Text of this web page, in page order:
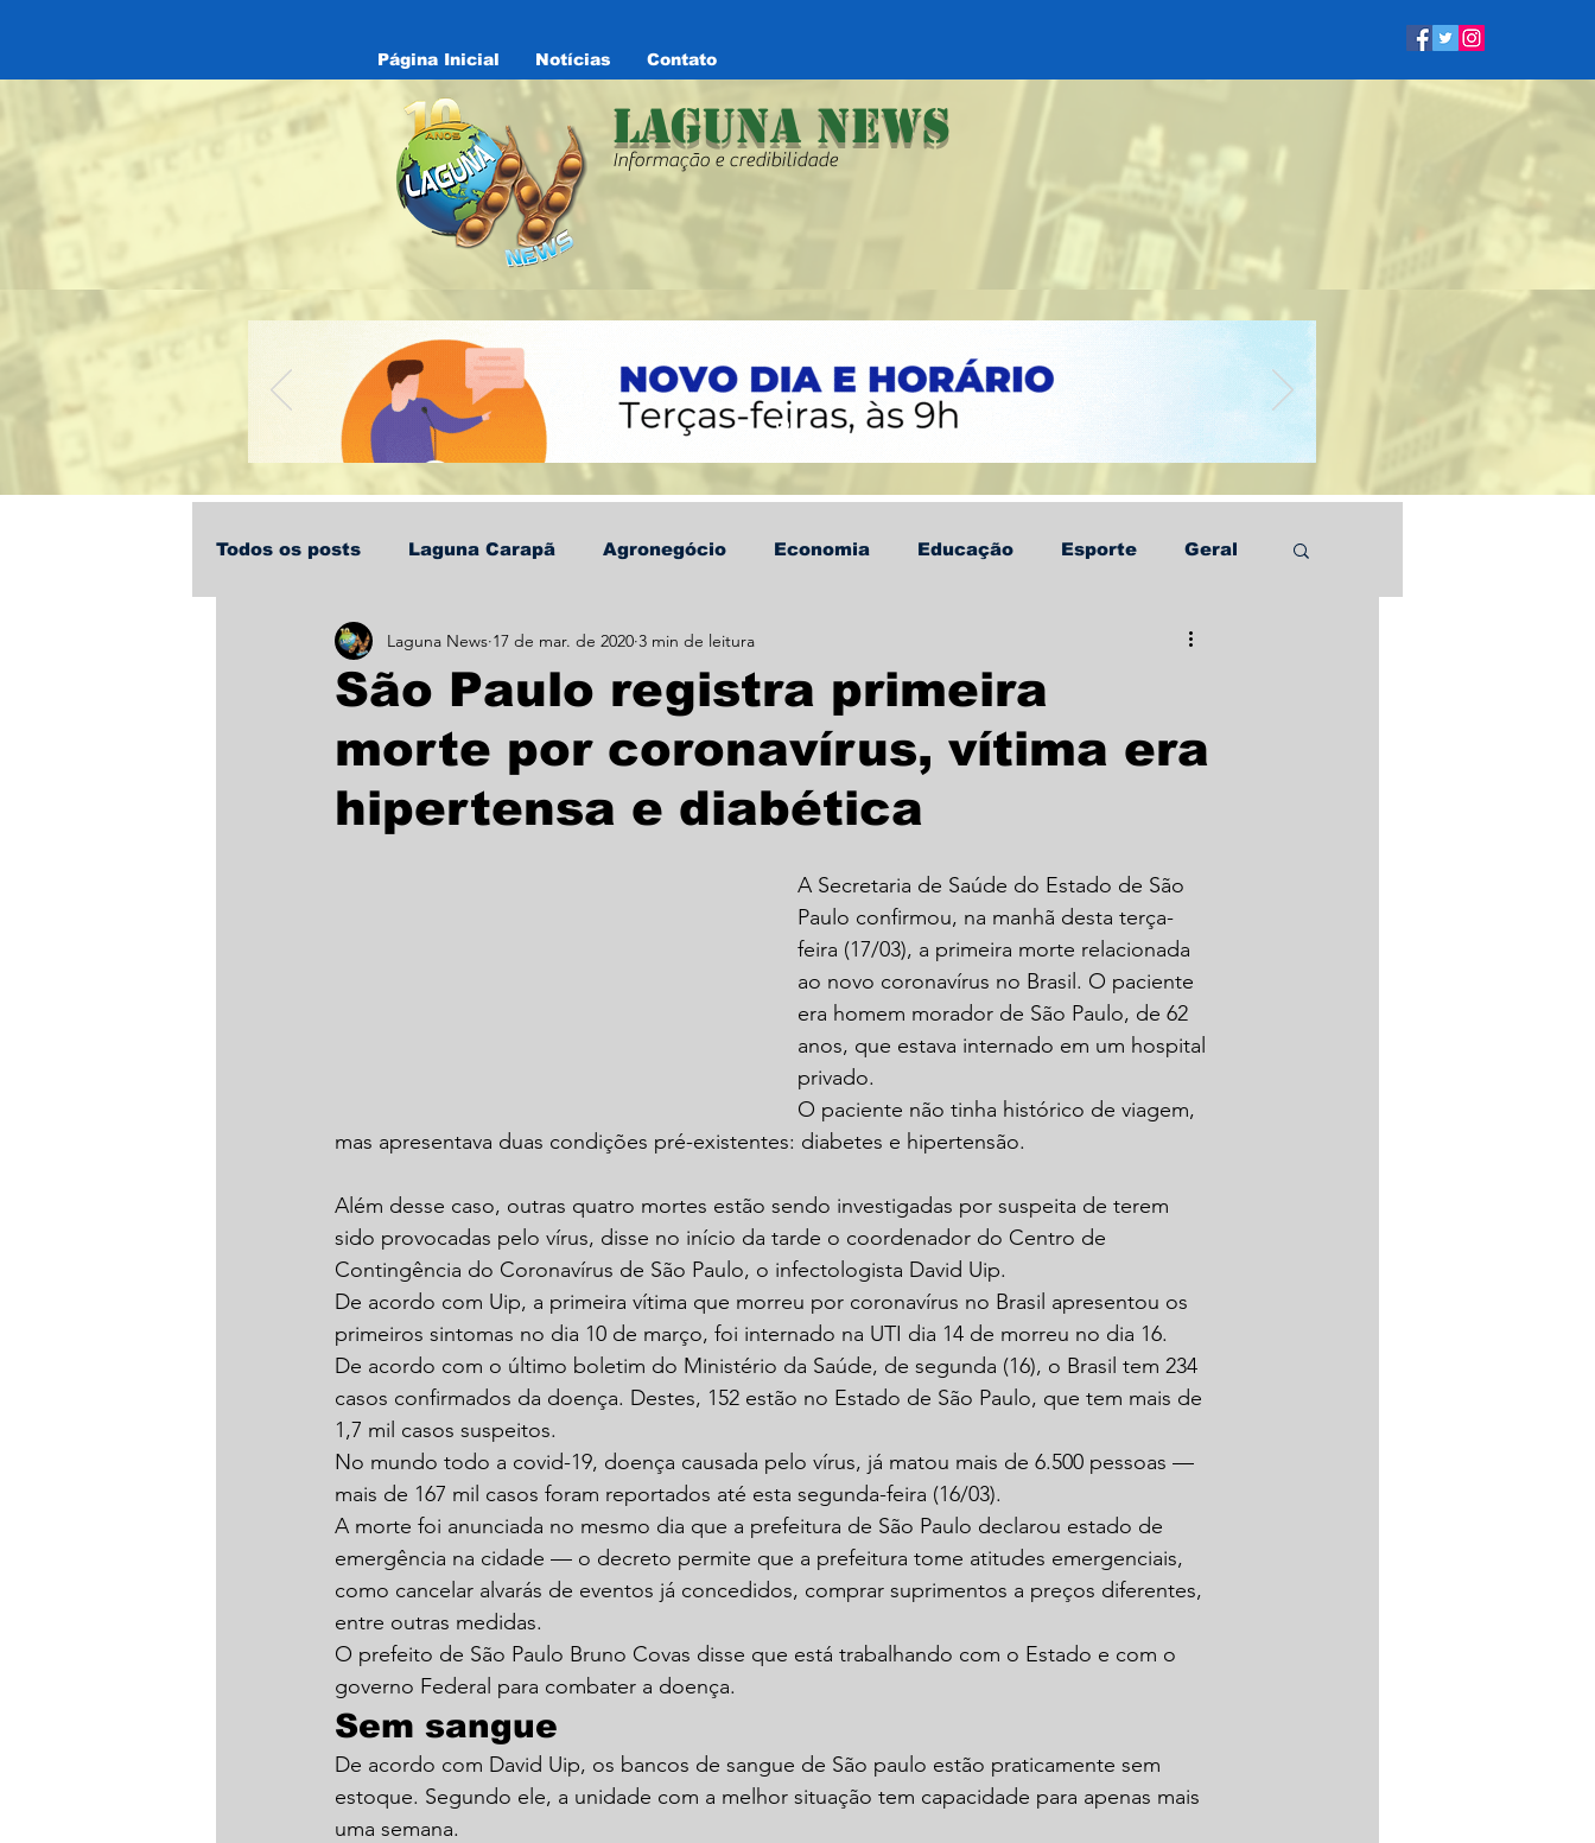
Página Inicial Notícias Contato
Laguna News
Informação e credibilidade
Todos os posts Laguna Carapã Agronegócio Economia Educação Esporte Geral
Policial Política Saúde Informe Publicitário
São Paulo registra primeira
morte por coronavírus, vítima era
hipertensa e diabética
Laguna News 17 de mar. de 2020 3 min de leitura
A Secretaria de Saúde do Estado de São
Paulo confirmou, na manhã desta terça-
feira (17/03), a primeira morte relacionada
ao novo coronavírus no Brasil. O paciente
era homem morador de São Paulo, de 62
anos, que estava internado em um hospital
privado.
O paciente não tinha histórico de viagem,
mas apresentava duas condições pré-existentes: diabetes e hipertensão.
Além desse caso, outras quatro mortes estão sendo investigadas por suspeita de terem
sido provocadas pelo vírus, disse no início da tarde o coordenador do Centro de
Contingência do Coronavírus de São Paulo, o infectologista David Uip.
De acordo com Uip, a primeira vítima que morreu por coronavírus no Brasil apresentou os
primeiros sintomas no dia 10 de março, foi internado na UTI dia 14 de morreu no dia 16.
De acordo com o último boletim do Ministério da Saúde, de segunda (16), o Brasil tem 234
casos confirmados da doença. Destes, 152 estão no Estado de São Paulo, que tem mais de
1,7 mil casos suspeitos.
No mundo todo a covid-19, doença causada pelo vírus, já matou mais de 6.500 pessoas —
mais de 167 mil casos foram reportados até esta segunda-feira (16/03).
A morte foi anunciada no mesmo dia que a prefeitura de São Paulo declarou estado de
emergência na cidade — o decreto permite que a prefeitura tome atitudes emergenciais,
como cancelar alvarás de eventos já concedidos, comprar suprimentos a preços diferentes,
entre outras medidas.
O prefeito de São Paulo Bruno Covas disse que está trabalhando com o Estado e com o
governo Federal para combater a doença.
Sem sangue
De acordo com David Uip, os bancos de sangue de São paulo estão praticamente sem
estoque. Segundo ele, a unidade com a melhor situação tem capacidade para apenas mais
uma semana.